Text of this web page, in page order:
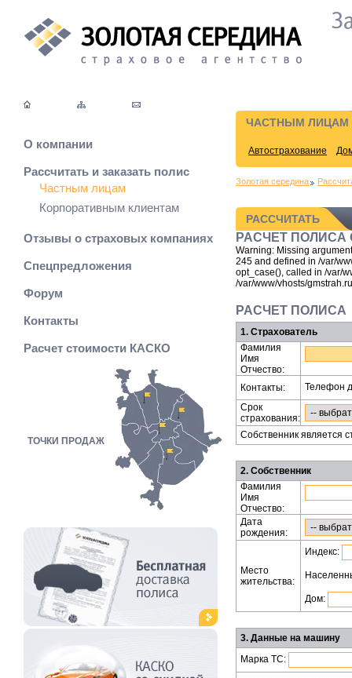
О компании
Рассчитать и заказать полис
Частным лицам
Корпоративным клиентам
Отзывы о страховых компаниях
Спецпредложения
Форум
Контакты
Расчет стоимости КАСКО
ТОЧКИ ПРОДАЖ
ЧАСТНЫМ ЛИЦАМ
Автострахование
Золотая середина
РАССЧИТАТЬ
РАСЧЕТ ПОЛИСА
Warning: Missing
245 and defined in /var/
opt_case(), called in /var/
/var/www/vhosts/
РАСЧЕТ ПОЛИСА
1. Страхователь
Фамилия
Имя
Отчество:
Контакты:
Телефон
Срок
страхования:
Собственник является
2. Собственник
Фамилия
Имя
Отчество:
Дата
рождения:
Место
жительства:
Индекс:
Дом:
3. Данные на машину
Марка ТС: